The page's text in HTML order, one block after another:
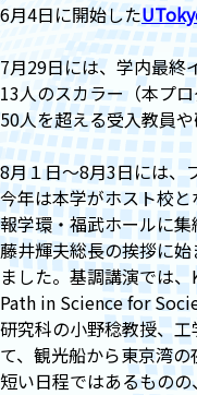
6月4日に開始した
7月29日には、学内最終
13人のスカラー（本プ
50人を超える受入教員
8月１日～8月3日には、
今年は本学がホスト校
報学環・福武ホールに
藤井輝夫総長の挨拶に
ました。基調講演では
Path in Science for
研究科の小野稔教授、
て、観光船から東京湾の
短い日程ではあるもの